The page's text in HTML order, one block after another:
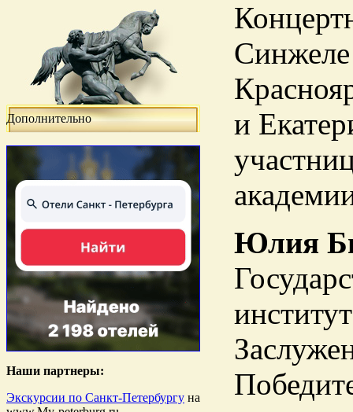
Дополнительно
Наши партнеры:
Экскурсии по Санкт-Петербургу на
и
Юлия